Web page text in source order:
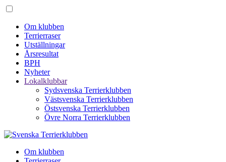
Om klubben
Terrierraser
Utställningar
Årsresultat
BPH
Nyheter
Lokalklubbar
Sydsvenska Terrierklubben
Västsvenska Terrierklubben
Östsvenska Terrierklubben
Övre Norra Terrierklubben
Om klubben